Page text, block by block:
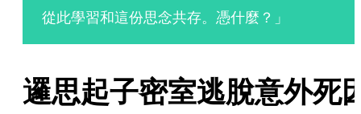
從此學習和這份思念共存。憑什麼？」
邏思起子密室逃脫意外死